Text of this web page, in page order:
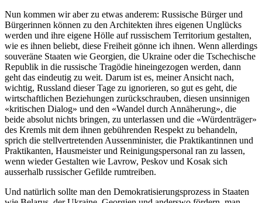
Nun kommen wir aber zu etwas anderem: Russische Bürger und
Bürgerinnen können zu den Architekten ihres eigenen Unglücks
werden und ihre eigene Hölle auf russischem Territorium gestalten,
wie es ihnen beliebt, diese Freiheit gönne ich ihnen. Wenn allerdings
souveräne Staaten wie Georgien, die Ukraine oder die Tschechische
Republik in die russische Tragödie hineingezogen werden, dann
geht das eindeutig zu weit. Darum ist es, meiner Ansicht nach,
wichtig, Russland dieser Tage zu ignorieren, so gut es geht, die
wirtschaftlichen Beziehungen zurückschrauben, diesen unsinnigen
«kritischen Dialog» und den «Wandel durch Annäherung», die
beide absolut nichts bringen, zu unterlassen und die «Würdenträger»
des Kremls mit dem ihnen gebührenden Respekt zu behandeln,
sprich die stellvertretenden Aussenminister, die Praktikantinnen und
Praktikanten, Hausmeister und Reinigungspersonal ran zu lassen,
wenn wieder Gestalten wie Lavrow, Peskov und Kosak sich
ausserhalb russischer Gefilde rumtreiben.
Und natürlich sollte man den Demokratisierungsprozess in Staaten